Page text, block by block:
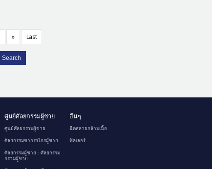
» Last
Search
ศูนย์ศัลยกรรมผู้ชาย
ศูนย์ศัลยกรรมผู้ชาย
ศัลยกรรมขากรรไกรผู้ชาย
ศัลยกรรมผู้ชาย : ศัลยกรรม
กรามผู้ชาย
อื่นๆ
ฉีดสลายกล้ามเนื้อ
ฟิลเลอร์